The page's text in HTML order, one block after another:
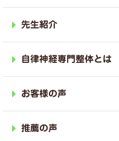
先生紹介
自律神経専門整体とは
お客様の声
推薦の声